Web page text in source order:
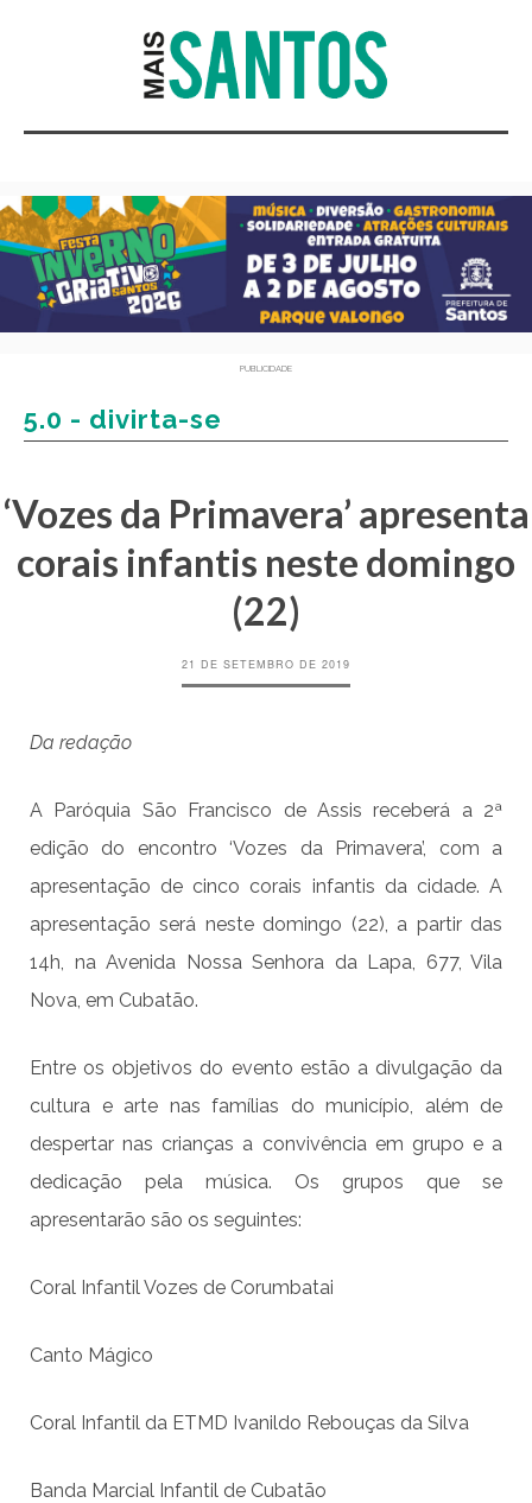
PUBLICIDADE
5.0 - divirta-se
‘Vozes da Primavera’ apresenta
corais infantis neste domingo
(22)
21 DE SETEMBRO DE 2019
Da redação
A Paróquia São Francisco de Assis receberá a 2ª
edição do encontro ‘Vozes da Primavera’, com a
apresentação de cinco corais infantis da cidade. A
apresentação será neste domingo (22), a partir das
14h, na Avenida Nossa Senhora da Lapa, 677, Vila
Nova, em Cubatão.
Entre os objetivos do evento estão a divulgação da
cultura e arte nas famílias do município, além de
despertar nas crianças a convivência em grupo e a
dedicação pela música. Os grupos que se
apresentarão são os seguintes:
Coral Infantil Vozes de Corumbatai
Canto Mágico
Coral Infantil da ETMD Ivanildo Rebouças da Silva
Banda Marcial Infantil de Cubatão